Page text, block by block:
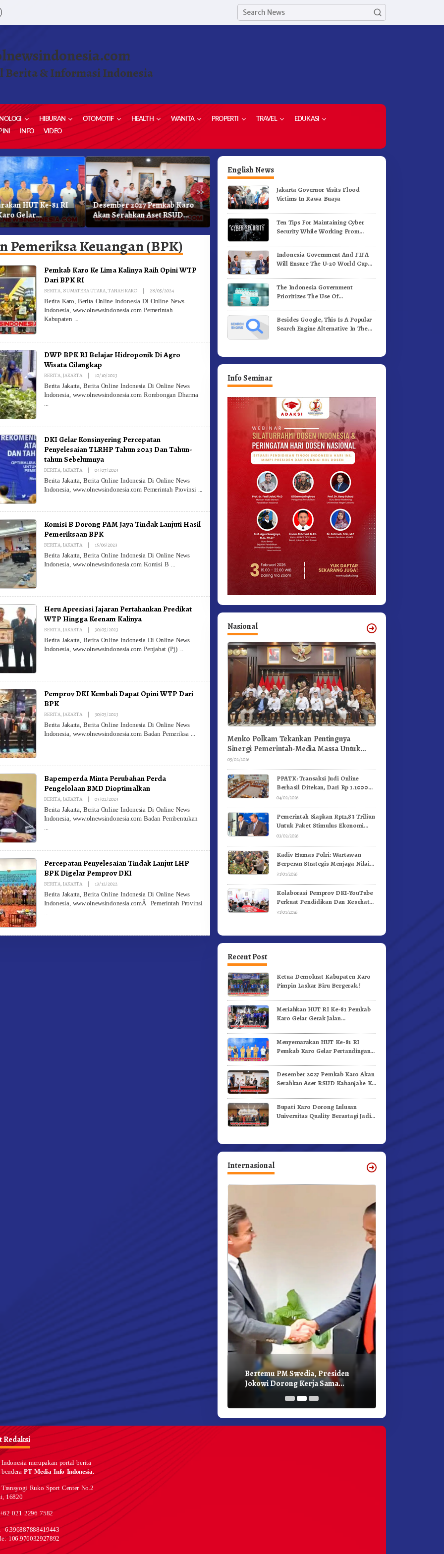
Berita & Informasi Indonesia
HIBURAN OTOMOTIF HEALTH WANITA PROPERTI TRAVEL
EDUKASI
INFO VIDEO
»
HUT Ke-81 RI
Gelar
Olahraga
Desember 2027 Pemkab Karo
Akan Serahkan Aset RSUD
Kabanjahe Ke Moderamen
GBKP
Bupati Karo Dorong Lulusan
Universitas Quality Berastagi
Jadi Generasi Inovatif dan
Berintegritas
Bupati Karo Serahkan 1,2
Benih Kopi Arabika
Pemeriksa Keuangan (BPK)
Pemkab Karo Ke Lima Kalinya Raih Opini WTP
Dari BPK RI
BERITA, SUMATERA UTARA,TANAH KARO | 28/05/2024By
Berita Karo, Berita Online Indonesia Di Online News
Indonesia, www.olnewsindonesia.com Pemerintah
Kabupaten
DWP BPK RI Belajar Hidroponik Di Agro
Wisata Cilangkap
BERITA,JAKARTA | 10/10/2023
Berita Jakarta, Berita Online Indonesia Di Online News
Indonesia, www.olnewsindonesia.com Rombongan Dharma
DKI Gelar Konsinyering Percepatan
Penyelesaian TLRHP Tahun 2023 Dan Tahun-
tahun Sebelumnya
BERITA,JAKARTA | 04/07/2023
Berita Jakarta, Berita Online Indonesia Di Online News
Indonesia, www.olnewsindonesia.com Pemerintah Provinsi
Komisi B Dorong PAM Jaya Tindak Lanjuti Hasil
Pemeriksaan BPK
BERITA,JAKARTA | 15/06/2023
Berita Jakarta, Berita Online Indonesia Di Online News
Indonesia, www.olnewsindonesia.com Komisi B
Heru Apresiasi Jajaran Pertahankan Predikat
WTP Hingga Keenam Kalinya
BERITA,JAKARTA | 30/05/2023
Berita Jakarta, Berita Online Indonesia Di Online News
Indonesia, www.olnewsindonesia.com Penjabat (Pj)
Pemprov DKI Kembali Dapat Opini WTP Dari
BPK
BERITA,JAKARTA | 30/05/2023
Berita Jakarta, Berita Online Indonesia Di Online News
Indonesia, www.olnewsindonesia.com Badan Pemeriksa
Bapemperda Minta Perubahan Perda
Pengelolaan BMD Dioptimalkan
BERITA,JAKARTA | 03/02/2023
Berita Jakarta, Berita Online Indonesia Di Online News
Indonesia, www.olnewsindonesia.com Badan Pembentukan
Percepatan Penyelesaian Tindak Lanjut LHP
BPK Digelar Pemprov DKI
BERITA,JAKARTA | 13/12/2022By
Berita Jakarta, Berita Online Indonesia Di Online News
Indonesia, www.olnewsindonesia.comÂ Pemerintah Provinsi
English News
Jakarta Governor Visits Flood
Victims In Rawa Buaya
Ten Tips For Maintaining Cyber
Security While Working From
Indonesia Government And FIFA
Will Ensure The U-20 World Cup
Standards
The Indonesia Government
Prioritizes The Use Of
Vaccines
Besides Google, This Is A Popular
Search Engine Alternative In The
Info Seminar
Nasional
Menko Polkam Tekankan Pentingnya
Sinergi Pemerintah-Media Massa Untuk
Jaga Stabilitas Bangsa
05/02/2026
PPATK: Transaksi Judi Online
Berhasil Ditekan, Dari Rp 1.1000
Triliun Menjadi Rp 268 Triliun
04/02/2026
Pemerintah Siapkan Rp12,83 Triliun
Untuk Paket Stimulus Ekonomi
Kuartal I-2026
03/02/2026
Kadiv Humas Polri: Wartawan
Berperan Strategis Menjaga Nilai
Kebangsaan, Demokrasi, dan NKRI
31/01/2026
Kolaborasi Pemprov DKI-YouTube
Perkuat Pendidikan Dan Kesehatan
Mental
31/01/2026
Recent Post
Ketua Demokrat Kabupaten Karo
Pimpin Laskar Biru Bergerak.!
Meriahkan HUT RI Ke-81 Pemkab
Karo Gelar Gerak Jalan
Menyemarakan HUT Ke-81 RI
Pemkab Karo Gelar Pertandingan
Desember 2027 Pemkab Karo Akan
Serahkan Aset RSUD Kabanjahe Ke
Bupati Karo Dorong Lulusan
Universitas Quality Berastagi Jadi
Internasional
Bertemu PM Swedia, Presiden
Jokowi Dorong Kerja Sama
Pembangunan Hijau
Redaksi
Indonesia merupakan portal berita
benderaPT Media Info Indonesia.
Ruko Sport Center No.2
16820
021 2296 7582
-6.396887888419443
106.976032927892